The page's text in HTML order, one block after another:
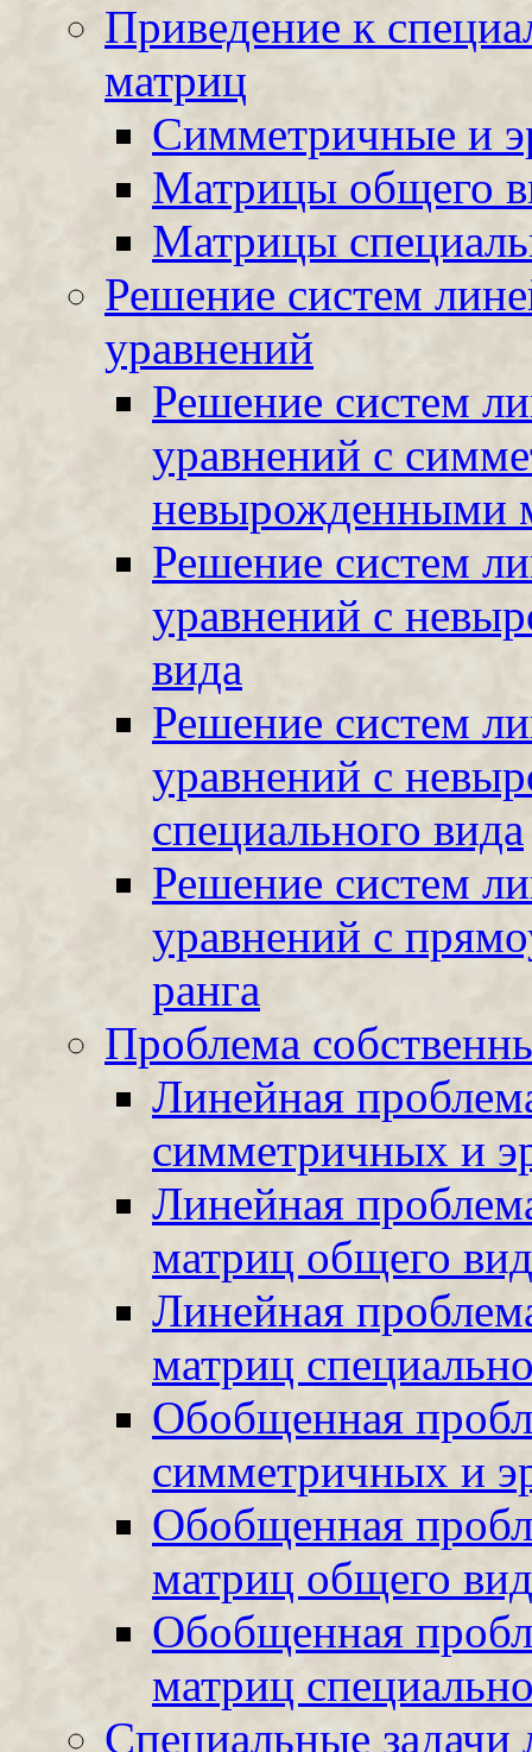
Приведение к
матриц
Симметричные и
Матрицы общего
Матрицы
Решение систем
уравнений
Решение систем
уравнений с
невырожденными
Решение систем
уравнений с
вида
Решение систем
уравнений с
специального вида
Решение систем
уравнений с
ранга
Проблема
Линейная
симметричных и
Линейная
матриц общего
Линейная
матриц
Обобщенная
симметричных и
Обобщенная
матриц общего
Обобщенная
матриц
Специальные задачи